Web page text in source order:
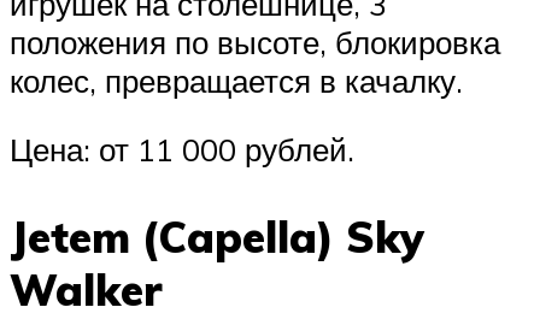
положения по высоте, блокировка
колес, превращается в качалку.
Цена: от 11 000 рублей.
Jetem (Capella) Sky
Walker